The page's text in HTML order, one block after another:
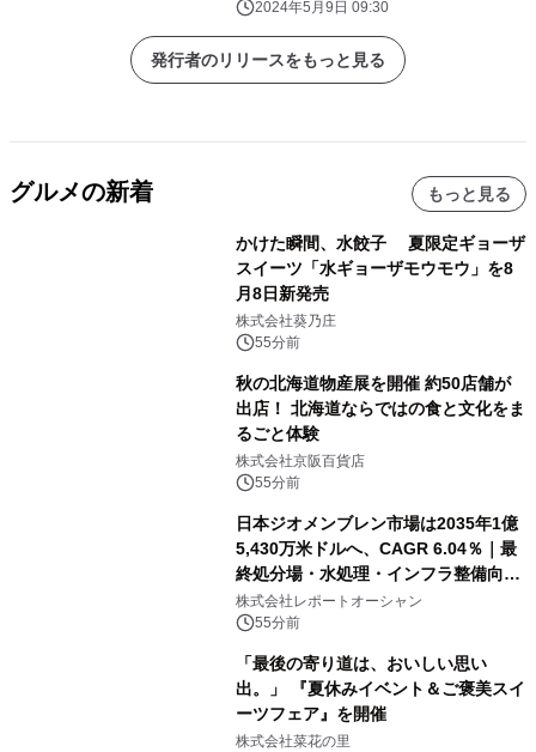
に発売～
2024年5月9日 09:30
発行者のリリースをもっと見る
グルメの新着 もっと見る
かけた瞬間、水餃子 夏限定ギョーザ
スイーツ「水ギョーザモウモウ」を8
月8日新発売
株式会社葵乃庄
55分前
秋の北海道物産展を開催 約50店舗が
出店！ 北海道ならではの食と文化をま
るごと体験
株式会社京阪百貨店
55分前
日本ジオメンブレン市場は2035年1億
5,430万米ドルへ、CAGR 6.04％｜最
終処分場・水処理・インフラ整備向け
需要拡大
株式会社レポートオーシャン
55分前
「最後の寄り道は、おいしい思い
出。」 『夏休みイベント＆ご褒美スイ
ーツフェア』を開催
株式会社菜花の里